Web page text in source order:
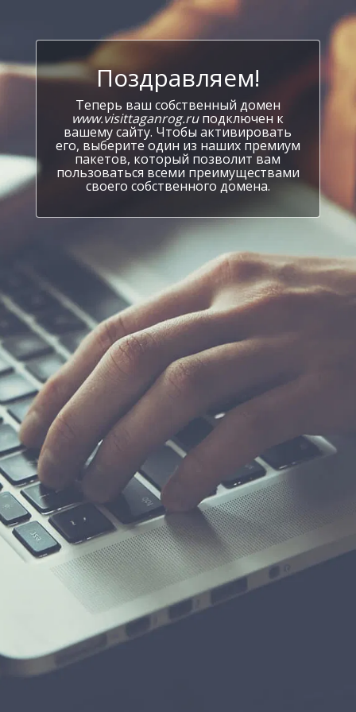
Поздравляем!
Теперь ваш собственный домен
www.visittaganrog.ruподключен к
вашему сайту. Чтобы активировать
его, выберите один из наших премиум
пакетов, который позволит вам
пользоваться всеми преимуществами
своего собственного домена.